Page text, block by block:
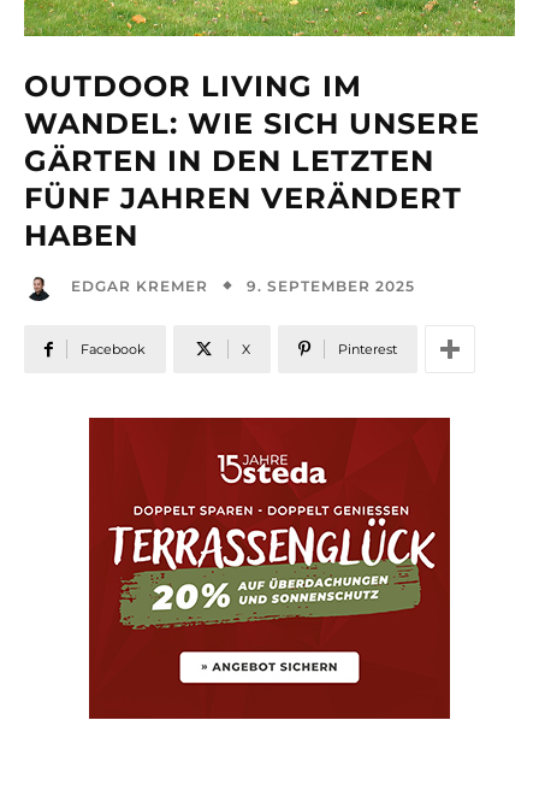
OUTDOOR LIVING IM
WANDEL: WIE SICH UNSERE
GÄRTEN IN DEN LETZTEN
FÜNF JAHREN VERÄNDERT
HABEN
EDGAR KREMER 9. SEPTEMBER 2025
Facebook X Pinterest